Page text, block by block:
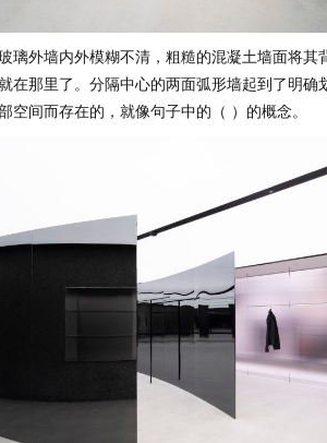
璃外墙内外模糊不清，粗糙的混凝土墙面将其
在那里了。分隔中心的两面弧形墙起到了明确
空间而存在的，就像句子中的（ ）的概念。